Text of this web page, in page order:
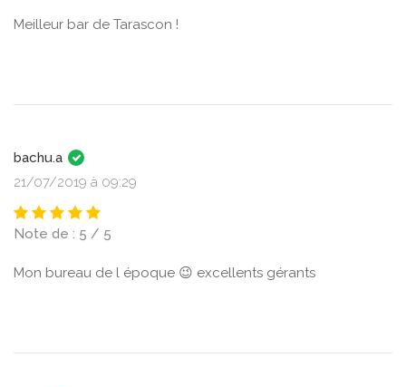
Meilleur bar de Tarascon !
bachu.a
21/07/2019 à 09:29
Note de : 5 / 5
Mon bureau de l époque 😉 excellents gérants